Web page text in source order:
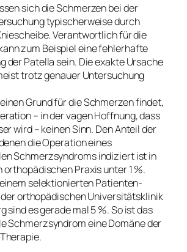
sich die Schmerzen bei der
typischerweise durch
Verantwortlich für die
zum Beispiel eine fehlerhafte
der Patella sein. Die exakte Ursache
trotz genauer Untersuchung
Grund für die Schmerzen findet,
– in der vagen Hoffnung, dass
wird – keinen Sinn. Den Anteil der
die Operation eines
Schmerzsyndroms indiziert ist in
Praxis unter 1 %.
selektionierten Patienten-
der orthopädischen Universitätsklinik
sind es gerade mal 5 %. So ist das
Schmerzsyndrom eine Domäne der